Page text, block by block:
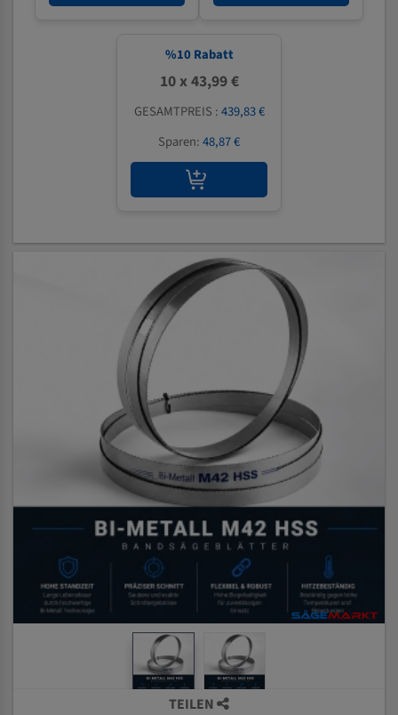
%10 Rabatt
10 x 43,99 €
GESAMTPREIS :439,83 €
Sparen:48,87 €
TEILEN